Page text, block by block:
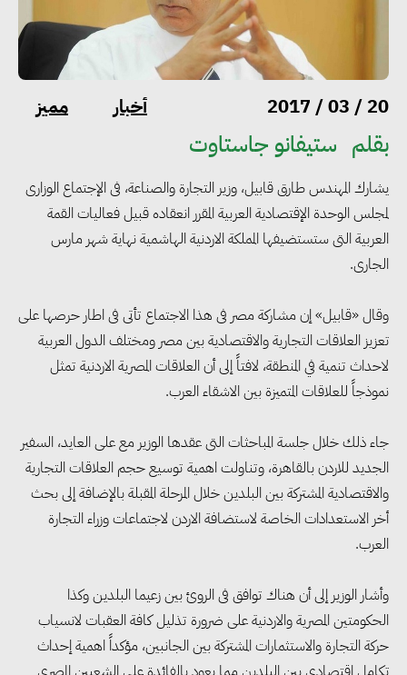
20 / 03 / 2017 أخبار مميز
بقلم ستيفانو جاستاوت
يشارك المهندس طارق قابيل، وزير التجارة والصناعة، فى الإجتماع الوزارى
لمجلس الوحدة الإقتصادية العربية المقرر انعقاده قبيل فعاليات القمة
العربية التى ستستضيفها المملكة الاردنية الهاشمية نهاية شهر مارس
الجارى.
وقال «قابيل» إن مشاركة مصر فى هذا الاجتماع تأتى فى اطار حرصها على
تعزيز العلاقات التجارية والاقتصادية بين مصر ومختلف الدول العربية
لاحداث تنمية في المنطقة، لافتاً إلى أن العلاقات المصرية الاردنية تمثل
نموذجاً للعلاقات المتميزة بين الاشقاء العرب.
جاء ذلك خلال جلسة المباحثات التى عقدها الوزير مع على العايد، السفير
الجديد للاردن بالقاهرة، وتناولت اهمية توسيع حجم العلاقات التجارية
والاقتصادية المشتركة بين البلدين خلال المرحلة المقبلة بالإضافة إلى بحث
أخر الاستعدادات الخاصة لاستضافة الاردن لاجتماعات وزراء التجارة
العرب.
وأشار الوزير إلى أن هناك توافق فى الروئ بين زعيما البلدين وكذا
الحكومتين المصرية والاردنية على ضرورة تذليل كافة العقبات لانسياب
حركة التجارة والاستثمارات المشتركة بين الجانبين، مؤكداً اهمية إحداث